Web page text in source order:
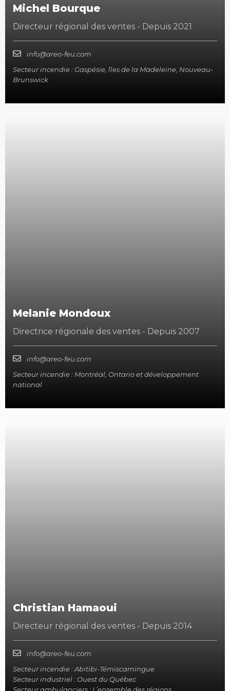
Michel Bourque
Directeur régional des ventes - Depuis 2021
info@areo-feu.com
Secteur incendie : Gaspésie, îles de la Madeleine, Nouveau-
Brunswick
Melanie Mondoux
Directrice régionale des ventes - Depuis 2007
info@areo-feu.com
Secteur incendie : Montréal, Ontario et développement
national
Christian Hamaoui
Directeur régional des ventes - Depuis 2014
info@areo-feu.com
Secteur incendie : Abitibi-Témiscamingue
Secteur industriel : Ouest du Québec
Secteur ambulanciers : L’ensemble des régions